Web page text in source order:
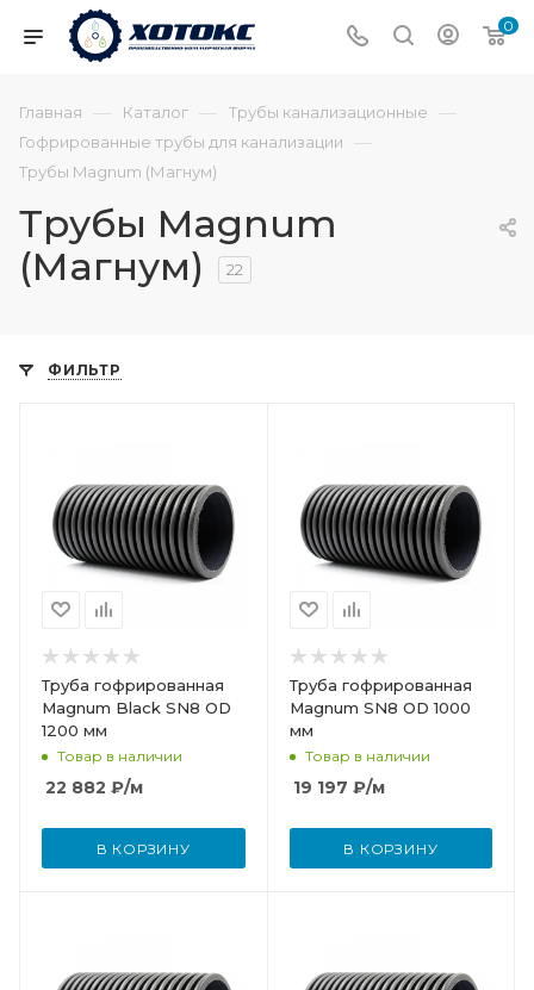
0
Главная — Каталог — Трубы канализационные —
Гофрированные трубы для канализации —
Трубы Magnum (Магнум)
Трубы Magnum
(Магнум)
22
ФИЛЬТР
Труба гофрированная
Magnum Black SN8 OD
1200 мм
Товар в наличии
22 882 ₽/м
В КОРЗИНУ
Труба гофрированная
Magnum SN8 OD 1000
мм
Товар в наличии
19 197 ₽/м
В КОРЗИНУ